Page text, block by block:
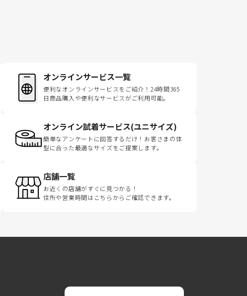
オンラインサービス一覧
便利なオンラインサービスをご紹介！24時間365
日商品購入や便利なサービスがご利用可能。
オンライン試着サービス(ユニサイズ)
簡単なアンケートに回答するだけ！お客さまの体
型に合った最適なサイズをご提案します。
店舗一覧
お近くの店舗がすぐに見つかる！
住所や営業時間はこちらからご確認できます。